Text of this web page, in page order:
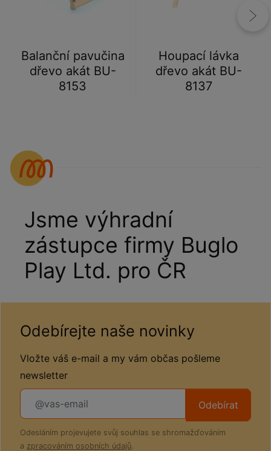
Balanční pavučina
dřevo akát BU-
8153
Houpací lávka
dřevo akát BU-
8137
Jsme výhradní
zástupce firmy Buglo
Play Ltd. pro ČR
Odebírejte naše novinky
Vložte váš e-mail a my vám občas pošleme
newsletter
Odebírat
Odesláním projevujete svůj souhlas se shromažďováním
a zpracováním osobních údajů.